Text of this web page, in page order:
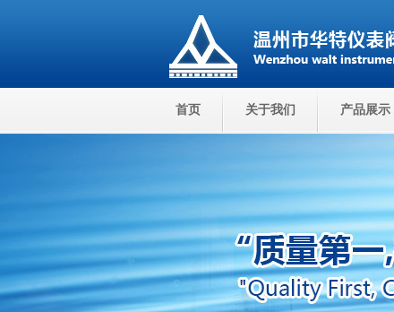
首页 关于我们 产品展示